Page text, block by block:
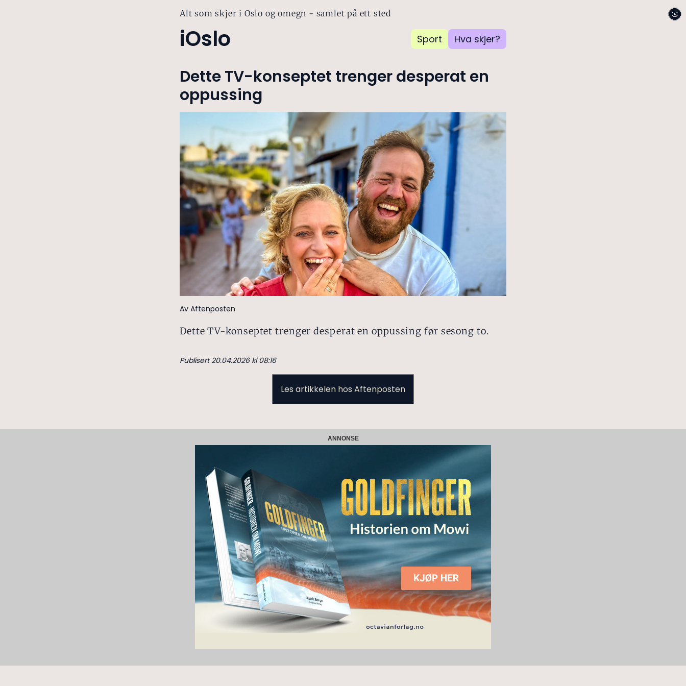
Alt som skjer i Oslo og omegn - samlet på ett sted
iOslo Sport Hva skjer?
🌚
Dette TV-konseptet trenger desperat en
oppussing
Av Aftenposten
Dette TV-konseptet trenger desperat en oppussing før sesong to.
Publisert 20.04.2026 kl 08:16
Les artikkelen hos Aftenposten
ANNONSE